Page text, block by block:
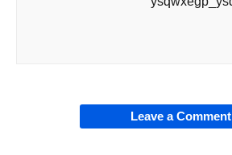
Leave a Comment